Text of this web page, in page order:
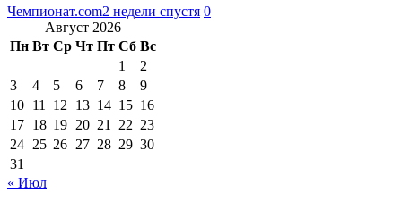
Чемпионат.com2 недели спустя 0
Август 2026
Пн Вт Ср Чт Пт Сб Вс
1
2
3
4 5 6 7 8
9
10 11 12 13 14 15 16
17 18 19 20 21 22 23
24 25 26 27 28 29 30
31
« Июл